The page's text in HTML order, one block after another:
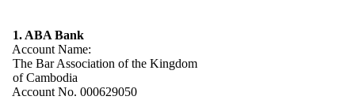
1. ABA Bank
Account Name:
The Bar Association of the Kingdom
of Cambodia
Account No. 000629050